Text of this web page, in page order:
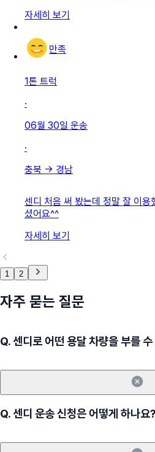
자세히 보기
만족
1톤 트럭
·
06월 30일 운송
·
충북 → 경남
센디 처음 써 봤는데 정말 잘 이
셨어요^^
자세히 보기
1 2
자주 묻는 질문
Q.센디로 어떤 용달 차량을 부를
Q.센디 운송 신청은 어떻게 하나요?